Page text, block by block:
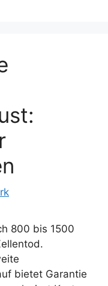
800 bis 1500
bietet Garantie